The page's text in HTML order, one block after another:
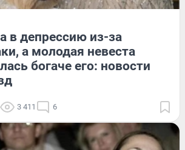
в депрессию из-за
а молодая невеста
богаче его: новости
3 411 6